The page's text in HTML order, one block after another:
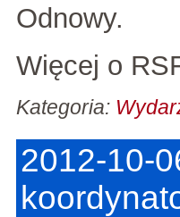
Odnowy.
Więcej o
Kategoria:
2012-10-